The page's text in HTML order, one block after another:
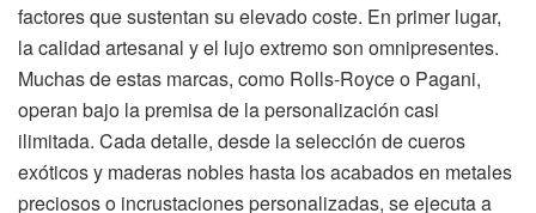
factores que sustentan su elevado coste. En primer lugar,
la calidad artesanal y el lujo extremo son omnipresentes.
Muchas de estas marcas, como Rolls-Royce o Pagani,
operan bajo la premisa de la personalización casi
ilimitada. Cada detalle, desde la selección de cueros
exóticos y maderas nobles hasta los acabados en metales
preciosos o incrustaciones personalizadas, se ejecuta a